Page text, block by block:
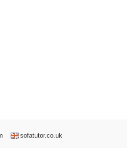
sofatutor.co.uk